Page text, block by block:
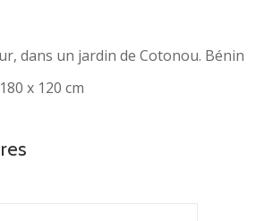
dans un jardin de Cotonou. Bénin
x 120 cm